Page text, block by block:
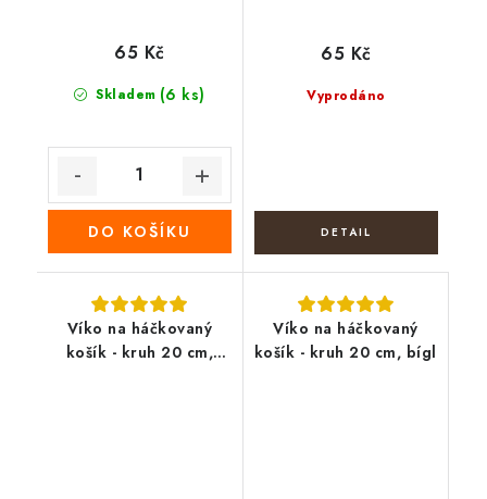
Skladem (6 ks)
65 Kč
DO KOŠÍKU
Vyprodáno
65 Kč
Víko na háčkovaný
košík - kruh 20 cm,
Víko na háčkovaný
košík - kruh 20 cm, bígl